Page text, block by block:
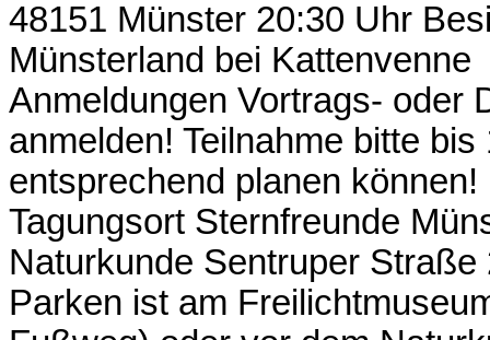
48151 Münster 20:30 Uhr
Münsterland bei Kattenvenne
Anmeldungen Vortrags- oder
anmelden! Teilnahme bitte
entsprechend planen
Tagungsort Sternfreunde
Naturkunde Sentruper
Parken ist am